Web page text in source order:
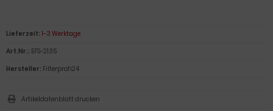
Lieferzeit: 1-3 Werktage
Art.Nr.: EFS-2135
Hersteller: Filterprofi24
Artikeldatenblatt drucken